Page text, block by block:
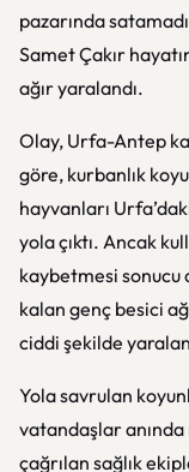
pazarında
Samet Çakır
ağır yaralandı.
Olay, Urfa-Antep
göre, kurbanlık
hayvanları
yola çıktı. Ancak
kaybetmesi
kalan genç besici
ciddi şekilde
Yola savrulan
vatandaşlar
çağrılan sağlık